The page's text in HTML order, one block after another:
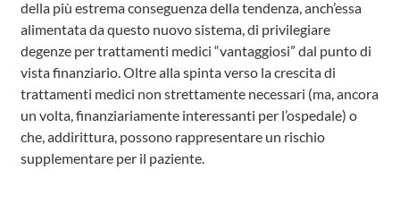
della più estrema conseguenza della tendenza, anch’essa
alimentata da questo nuovo sistema, di privilegiare
degenze per trattamenti medici “vantaggiosi” dal punto di
vista finanziario. Oltre alla spinta verso la crescita di
trattamenti medici non strettamente necessari (ma, ancora
un volta, finanziariamente interessanti per l’ospedale) o
che, addirittura, possono rappresentare un rischio
supplementare per il paziente.